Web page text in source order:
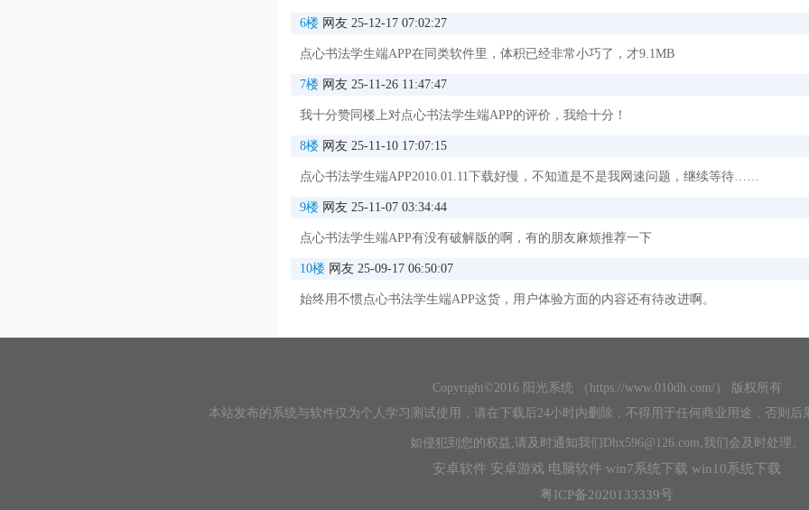
2、这里免费提供了各种直播的学习素材，把每个阶段的处罚课程都能够进行
3、满足现代人的学习需求，各种学习的资源，也是应有尽有，只会给学生带
习课堂和学习氛围
软件优势
1、全新屏写字帖练字模式，进行临摹学习，轻松掌握字形结构
2、练字过程中，对屏写字迹，给出实时评分反馈
6楼 网友 25-12-17 07:02:27
点心书法学生端APP在同类软件里，体积已经非常小巧了，才9.1MB
7楼 网友 25-11-26 11:47:47
我十分赞同楼上对点心书法学生端APP的评价，我给十分！
8楼 网友 25-11-10 17:07:15
点心书法学生端APP2010.01.11下载好慢，不知道是不是我网速问题，继续等待……
9楼 网友 25-11-07 03:34:44
点心书法学生端APP有没有破解版的啊，有的朋友麻烦推荐一下
10楼 网友 25-09-17 06:50:07
始终用不惯点心书法学生端APP这货，用户体验方面的内容还有待改进啊。
Copyright©2016 阳光系统 （https://www.010dh.com/） 版权所有
本站发布的系统与软件仅为个人学习测试使用，请在下载后24小时内删除，不得用于任何商业用途，否则
如侵犯到您的权益,请及时通知我们Dhx596@126.com,我们会及时处理。
安卓软件 安卓游戏 电脑软件 win7系统下载 win10系统下载
粤ICP备2020133339号